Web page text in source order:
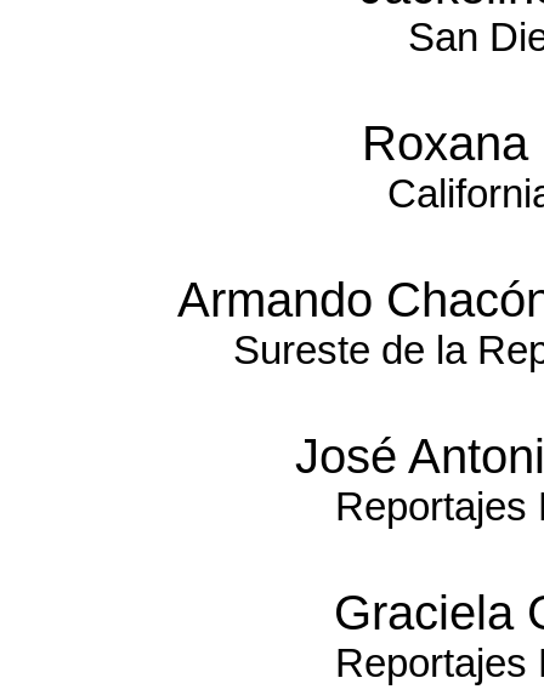
San
Roxana
Armando
Sureste de la
José
Reportajes
Graciela
Reportajes